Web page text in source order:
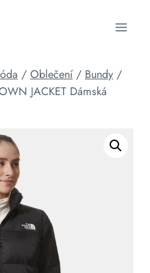
/ Oblečení / Bundy /
JACKET Dámská